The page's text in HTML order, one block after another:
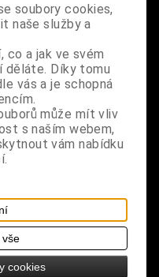
soubory cookies,
naše služby a
co a jak ve svém
děláte. Díky tomu
vás a je schopná
může mít vliv
s naším webem,
vám nabídku
cookies